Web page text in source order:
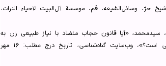
حرّ، وسائل‌الشیعه، قم، موسسة آل‌البیت لاحیاء التراث،
سیدمحمد، «آیا قانون حجاب متضاد با نیاز طبیعی زن به
خودنمایی است؟»، وب‌سایت گناه‌شناسی، تاریخ درج مطلب: ۱۶ مهر